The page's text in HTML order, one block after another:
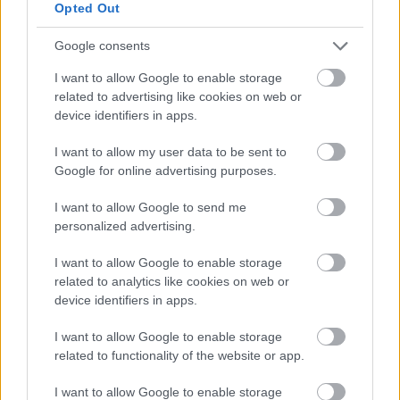
Opted Out
Google consents
I want to allow Google to enable storage
related to advertising like cookies on web or
device identifiers in apps.
I want to allow my user data to be sent to
Google for online advertising purposes.
I want to allow Google to send me
personalized advertising.
I want to allow Google to enable storage
related to analytics like cookies on web or
device identifiers in apps.
I want to allow Google to enable storage
related to functionality of the website or app.
I want to allow Google to enable storage
egymással a DK, az MSZP és a Párbeszéd - a jelek azt
mutatják, hogy az együttműködés megszűnik. A
Lapszemle 2024. 07. 05.